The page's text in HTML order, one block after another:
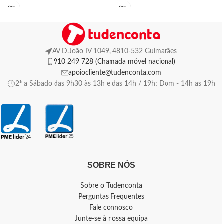
AV D.João IV 1049, 4810-532 Guimarães
910 249 728 (Chamada móvel nacional)
apoiocliente@tudenconta.com
2ª a Sábado das 9h30 às 13h e das 14h / 19h; Dom - 14h as 19h
SOBRE NÓS
Sobre o Tudenconta
Perguntas Frequentes
Fale connosco
Junte-se à nossa equipa